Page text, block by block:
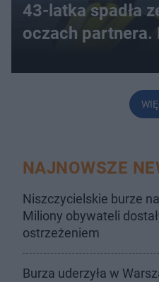
43-latka spadła
oczach partnera.
NAJNOWSZE
Niszczycielskie burze
Miliony obywateli
ostrzeżeniem
Burza uderzyła w